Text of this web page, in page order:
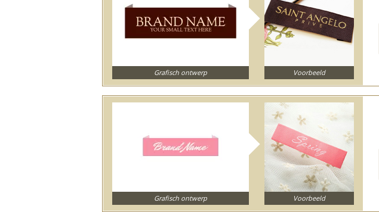
Grafisch ontwerp Voorbeeld
Grafisch ontwerp Voorbeeld